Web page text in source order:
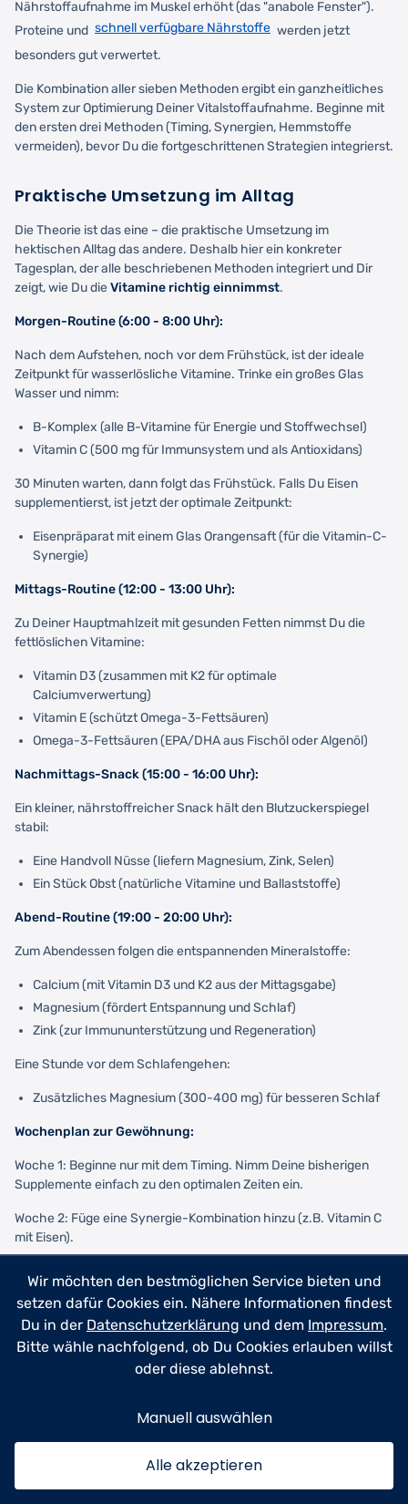
Nährstoffaufnahme im Muskel erhöht (das "anabole Fenster").
Proteine und schnell verfügbare Nährstoffe werden jetzt
besonders gut verwertet.
Die Kombination aller sieben Methoden ergibt ein ganzheitliches
System zur Optimierung Deiner Vitalstoffaufnahme. Beginne mit
den ersten drei Methoden (Timing, Synergien, Hemmstoffe
vermeiden), bevor Du die fortgeschrittenen Strategien integrierst.
Praktische Umsetzung im Alltag
Die Theorie ist das eine – die praktische Umsetzung im
hektischen Alltag das andere. Deshalb hier ein konkreter
Tagesplan, der alle beschriebenen Methoden integriert und Dir
zeigt, wie Du dieVitamine richtig einnimmst.
Morgen-Routine (6:00 - 8:00 Uhr):
Nach dem Aufstehen, noch vor dem Frühstück, ist der ideale
Zeitpunkt für wasserlösliche Vitamine. Trinke ein großes Glas
Wasser und nimm:
B-Komplex (alle B-Vitamine für Energie und Stoffwechsel)
Vitamin C (500 mg für Immunsystem und als Antioxidans)
30 Minuten warten, dann folgt das Frühstück. Falls Du Eisen
supplementierst, ist jetzt der optimale Zeitpunkt:
Eisenpräparat mit einem Glas Orangensaft (für die Vitamin-C-
Synergie)
Mittags-Routine (12:00 - 13:00 Uhr):
Zu Deiner Hauptmahlzeit mit gesunden Fetten nimmst Du die
fettlöslichen Vitamine:
Vitamin D3 (zusammen mit K2 für optimale
Calciumverwertung)
Vitamin E (schützt Omega-3-Fettsäuren)
Omega-3-Fettsäuren (EPA/DHA aus Fischöl oder Algenöl)
Nachmittags-Snack (15:00 - 16:00 Uhr):
Ein kleiner, nährstoffreicher Snack hält den Blutzuckerspiegel
stabil:
Eine Handvoll Nüsse (liefern Magnesium, Zink, Selen)
Ein Stück Obst (natürliche Vitamine und Ballaststoffe)
Abend-Routine (19:00 - 20:00 Uhr):
Zum Abendessen folgen die entspannenden Mineralstoffe:
Calcium (mit Vitamin D3 und K2 aus der Mittagsgabe)
Magnesium (fördert Entspannung und Schlaf)
Zink (zur Immununterstützung und Regeneration)
Eine Stunde vor dem Schlafengehen:
Zusätzliches Magnesium (300-400 mg) für besseren Schlaf
Wochenplan zur Gewöhnung:
Woche 1: Beginne nur mit dem Timing. Nimm Deine bisherigen
Supplemente einfach zu den optimalen Zeiten ein.
Woche 2: Füge eine Synergie-Kombination hinzu (z.B. Vitamin C
mit Eisen).
Aufnahmehemmer (z.B. Kaffee zeitversetzt).
Woche 4: Integriere darmgesunde Lebensmittel in Deine
Ernährung.
Praktische Hilfsmittel:
Eine Pillendose mit Fächern für morgens, mittags, abends hilft,
Erinnerungsfunktion stellen sicher, dass Du keine Einnahme
vergisst. Ein Ernährungstagebuch zeigt Dir nach 4-6 Wochen,
welche Verbesserungen Du spürst.
Wir möchten den bestmöglichen Service bieten und
setzen dafür Cookies ein. Nähere Informationen findest
Du in der Datenschutzerklärung und dem Impressum.
Bitte wähle nachfolgend, ob Du Cookies erlauben willst
oder diese ablehnst.
Manuell auswählen
Alle akzeptieren